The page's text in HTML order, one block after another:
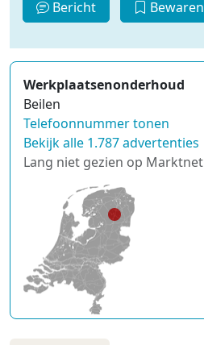
Bericht Bewaren
Werkplaatsenonderhoud
Beilen
Telefoonnummer tonen
Bekijk alle 1.787 advertenties
Lang niet gezien op Marktnet